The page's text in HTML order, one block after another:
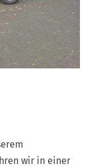
wir in einer